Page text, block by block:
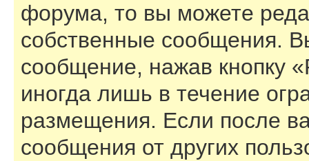
форума, то вы можете
собственные сообщения.
сообщение, нажав кнопку
иногда лишь в течение
размещения. Если после
сообщения от других